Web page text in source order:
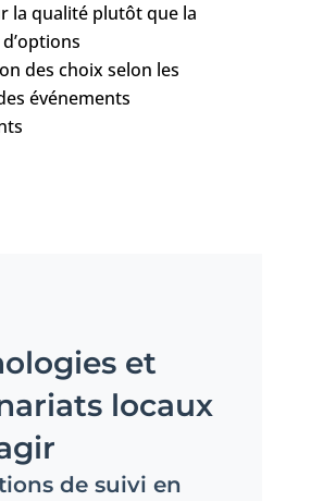
la qualité plutôt que la
des choix selon les
événements
et
locaux
de suivi en